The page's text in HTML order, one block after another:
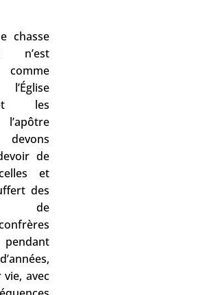
chasse
n’est
comme
et les
de
et
des
de
avec